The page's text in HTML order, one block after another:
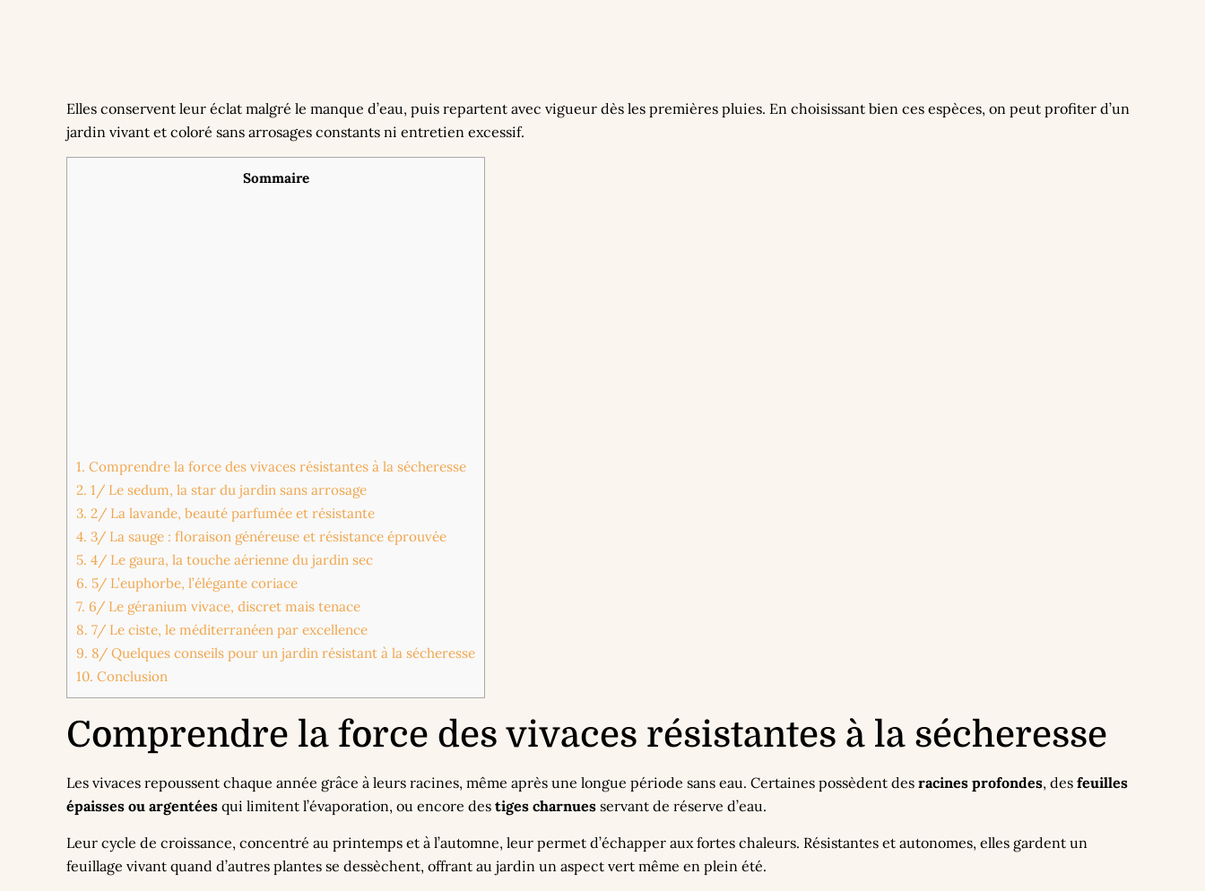
Elles conservent leur éclat malgré le manque d’eau, puis repartent avec vigueur dès les premières pluies. En choisissant bien ces espèces, on peut profiter d’un
jardin vivant et coloré sans arrosages constants ni entretien excessif.
Sommaire
1. Comprendre la force des vivaces résistantes à la sécheresse
2. 1/ Le sedum, la star du jardin sans arrosage
3. 2/ La lavande, beauté parfumée et résistante
4. 3/ La sauge : floraison généreuse et résistance éprouvée
5. 4/ Le gaura, la touche aérienne du jardin sec
6. 5/ L’euphorbe, l’élégante coriace
7. 6/ Le géranium vivace, discret mais tenace
8. 7/ Le ciste, le méditerranéen par excellence
9. 8/ Quelques conseils pour un jardin résistant à la sécheresse
10. Conclusion
Comprendre la force des vivaces résistantes à la sécheresse
Les vivaces repoussent chaque année grâce à leurs racines, même après une longue période sans eau. Certaines possèdent desracines profondes, desfeuilles
épaisses ou argentées qui limitent l’évaporation, ou encore destiges charnues servant de réserve d’eau.
Leur cycle de croissance, concentré au printemps et à l’automne, leur permet d’échapper aux fortes chaleurs. Résistantes et autonomes, elles gardent un
feuillage vivant quand d’autres plantes se dessèchent, offrant au jardin un aspect vert même en plein été.